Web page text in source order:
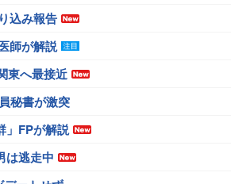
込み報告
師が解説
東へ最接近
秘書が激突
」FPが解説
は逃走中